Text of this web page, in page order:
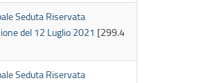
Seduta Riservata
del 12 Luglio 2021 [299.4
Seduta Riservata